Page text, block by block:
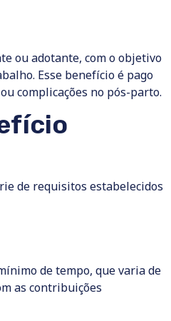
ou adotante, com o objetivo
Esse benefício é pago
complicações no pós-parto.
de requisitos estabelecidos
de tempo, que varia de
as contribuições